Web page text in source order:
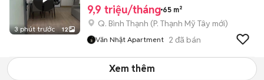
3 phút trước 12
9,9 triệu/tháng 65 m²
Q. Bình Thạnh (P. Thạnh Mỹ Tây mới)
Văn Nhật Apartment 2 đã bán
Xem thêm